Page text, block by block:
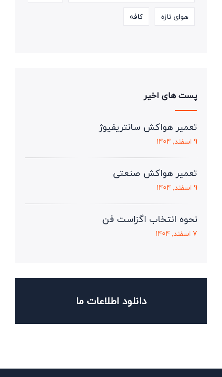
هوای تازه
کافه
پست های اخیر
تعمیر هواکش سانتریفیوژ
9 اسفند, 1404
تعمیر هواکش صنعتی
9 اسفند, 1404
نحوه انتخاب اگزاست فن
7 اسفند, 1404
دانلود اطلاعات ما